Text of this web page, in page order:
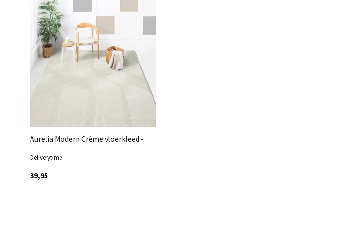
Aurelia Modern Crème vloerkleed -
Deliverytime
39,95